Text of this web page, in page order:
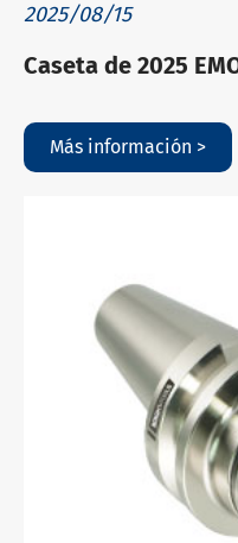
2025/08/15
Caseta de 2025
Más información >